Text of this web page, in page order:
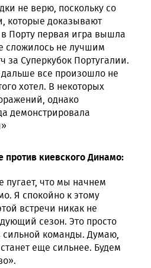
не верю, поскольку со
которые доказывают
Порту первая игра вышла
сложилось не лучшим
за Суперкубок Португалии.
все произошло не
хотел. В некоторых
однако
демонстрировала
киевского Динамо:
что мы начнем
Я спокойно к этому
встречи никак не
сезон. Это просто
сильной команды. Думаю,
еще сильнее. Будем